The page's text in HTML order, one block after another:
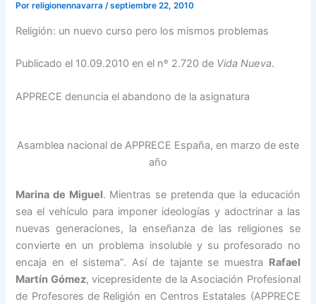
Porreligionennavarra/septiembre 22, 2010
Religión: un nuevo curso pero los mismos problemas
Publicado el 10.09.2010 en el nº 2.720 de Vida Nueva.
APPRECE denuncia el abandono de la asignatura
Asamblea nacional de APPRECE España, en marzo de este
año
Marina de Miguel. Mientras se pretenda que la educación
sea el vehículo para imponer ideologías y adoctrinar a las
nuevas generaciones, la enseñanza de las religiones se
convierte en un problema insoluble y su profesorado no
encaja en el sistema”. Así de tajante se muestra Rafael
Martín Gómez, vicepresidente de la Asociación Profesional
de Profesores de Religión en Centros Estatales (APPRECE